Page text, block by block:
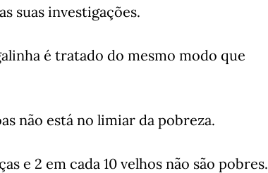
suas investigações.
é tratado do mesmo modo que
não está no limiar da pobreza.
e 2 em cada 10 velhos não são pobres.